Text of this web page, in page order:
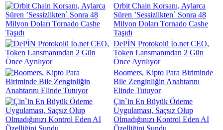
Orbit Chain Korsanı, Aylarca
Süren ’Sessizlikten` Sonra 48
Milyon Doları Tornado Cashe
Taşıdı
DePİN Protokolü İo.net CEO,
Token Lansmanından 2 Gün
Önce Ayrılıyor
Boomers, Kipto Para Biriminde
Bile Zenginliğin Anahtarını
Elinde Tutuyor
Çin`in En Büyük Ödeme
Uygulaması, Saçsız Olup
Olmadığınızı Kontrol Eden AI